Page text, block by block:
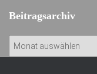
Beitragsarchiv